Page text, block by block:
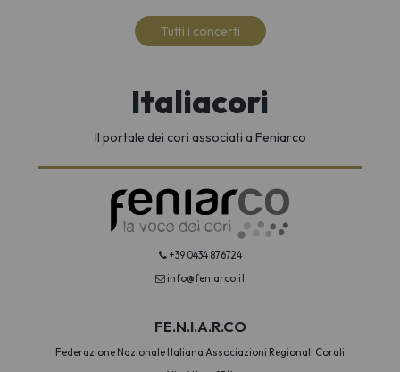
Tutti i concerti
Italiacori
Il portale dei cori associati a Feniarco
+39 0434 876724
info@feniarco.it
FE.N.I.A.R.CO
Federazione Nazionale Italiana Associazioni Regionali Corali